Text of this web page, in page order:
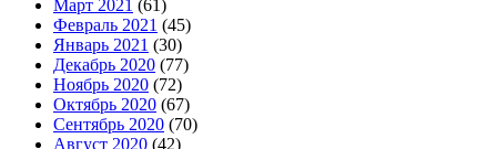
Март 2021 (61)
Февраль 2021 (45)
Январь 2021 (30)
Декабрь 2020 (77)
Ноябрь 2020 (72)
Октябрь 2020 (67)
Сентябрь 2020 (70)
Август 2020 (42)